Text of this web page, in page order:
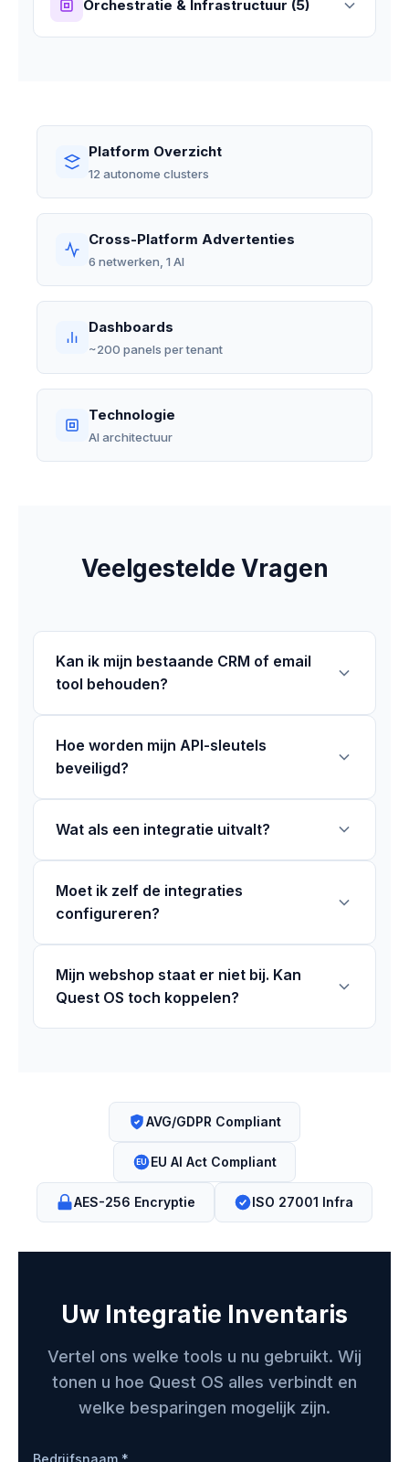
Orchestratie & Infrastructuur (5)
Platform Overzicht
12 autonome clusters
Cross-Platform Advertenties
6 netwerken, 1 AI
Dashboards
~200 panels per tenant
Technologie
AI architectuur
Veelgestelde Vragen
Kan ik mijn bestaande CRM of email
tool behouden?
Hoe worden mijn API-sleutels
beveiligd?
Wat als een integratie uitvalt?
Moet ik zelf de integraties
configureren?
Mijn webshop staat er niet bij. Kan
Quest OS toch koppelen?
AVG/GDPR Compliant
EU EU AI Act Compliant
AES-256 Encryptie ISO 27001 Infra
Uw Integratie Inventaris
Vertel ons welke tools u nu gebruikt. Wij
tonen u hoe Quest OS alles verbindt en
welke besparingen mogelijk zijn.
Bedrijfsnaam *